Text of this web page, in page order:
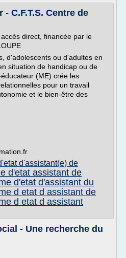
C.F.T.S. Centre de
direct, financée par le
d'adolescents ou d'adultes en
situation de handicap ou de
(ME) crée les
pour un travail
et le bien-être des
d'assistant(e) de
d'etat assistant de
d'etat d'assistant du
d etat d assistant de
d etat d assistant
- Une recherche du